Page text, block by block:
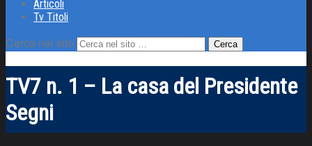
Articoli
Tv Titoli
Cerca nel sito
TV7 n. 1 – La casa del Presidente
Segni